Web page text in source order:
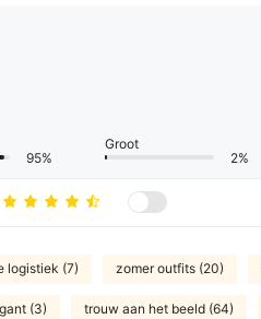
95%
Groot
2%
logistiek (7) zomer outfits (20)
(3) trouw aan het beeld (64)